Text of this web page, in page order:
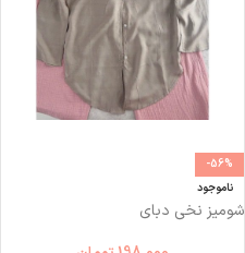
-56%
ناموجود
شومیز نخی دبای